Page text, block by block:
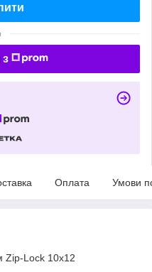
з
Оплата Умови
Zip-Lock 10х12